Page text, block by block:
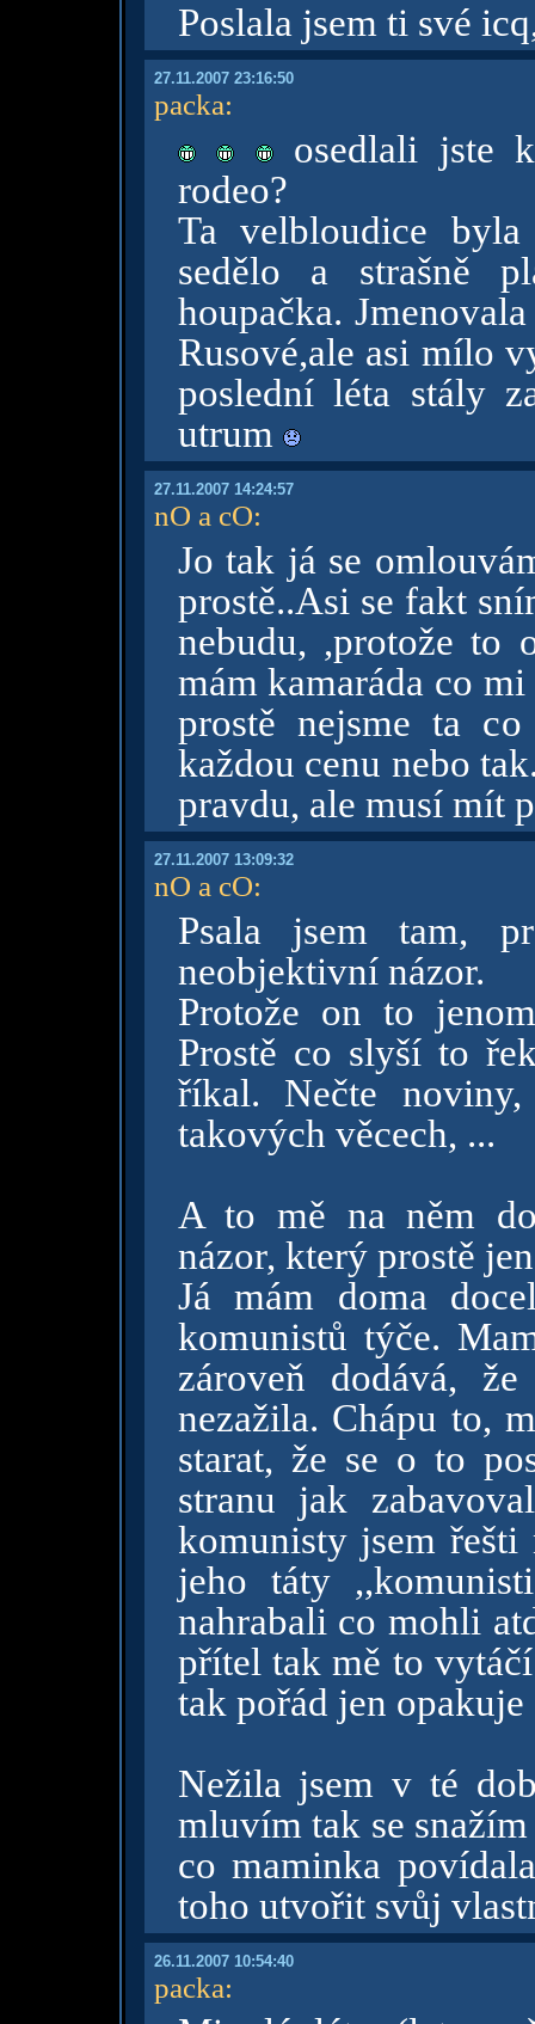
Poslala jsem ti své
27.11.2007 23:16:50
packa:
osedlali jste
rodeo?
Ta velbloudice
sedělo a strašně
houpačka.
Rusové,ale asi mílo
poslední léta stály
utrum
27.11.2007 14:24:57
nO a cO:
Jo tak já se
prostě..Asi se fakt
nebudu, ,protože to
mám kamaráda co
prostě nejsme ta
každou cenu nebo
pravdu, ale musí mít
27.11.2007 13:09:32
nO a cO:
Psala jsem tam,
neobjektivní názor.
Protože on to
Prostě co slyší to
říkal. Nečte
takových věcech, ...
A to mě na něm
názor, který prostě
Já mám doma
komunistů týče.
zároveň dodává,
nezažila. Chápu to,
starat, že se o to
stranu jak
komunisty jsem
jeho táty
nahrabali co mohli
přítel tak mě to
tak pořád jen
Nežila jsem v té
mluvím tak se
co maminka
toho utvořit svůj
26.11.2007 10:54:40
packa: